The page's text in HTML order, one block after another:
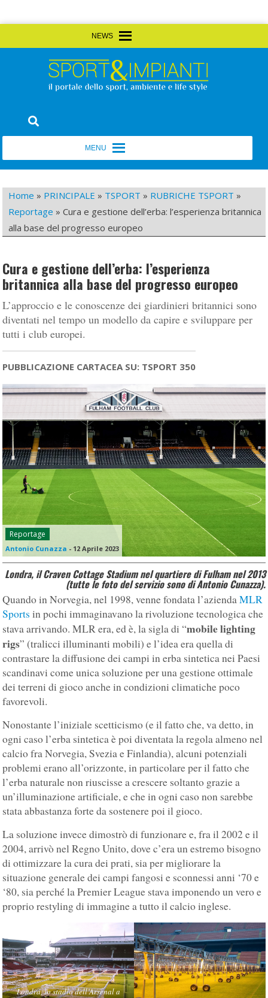
to
Sport&Impianti
Home » PRINCIPALE » TSPORT » RUBRICHE TSPORT »
Reportage »Cura e gestione dell’erba: l’esperienza britannica
alla base del progresso europeo
Cura e gestione dell’erba: l’esperienza
britannica alla base del progresso europeo
L’approccio e le conoscenze dei giardinieri britannici sono
diventati nel tempo un modello da capire e sviluppare per
tutti i club europei.
PUBBLICAZIONE CARTACEA SU: TSPORT 350
Reportage
Antonio Cunazza - 12 Aprile 2023
Londra, il Craven Cottage Stadium nel quartiere di Fulham nel 2013
(tutte le foto del servizio sono di Antonio Cunazza).
Quando in Norvegia, nel 1998, venne fondata l’aziendaMLR
Sports in pochi immaginavano la rivoluzione tecnologica che
stava arrivando. MLR era, ed è, la sigla di “mobile lighting
rigs” (tralicci illuminanti mobili) e l’idea era quella di
contrastare la diffusione dei campi in erba sintetica nei Paesi
scandinavi come unica soluzione per una gestione ottimale
dei terreni di gioco anche in condizioni climatiche poco
favorevoli.
Nonostante l’iniziale scetticismo (e il fatto che, va detto, in
ogni caso l’erba sintetica è poi diventata la regola almeno nel
calcio fra Norvegia, Svezia e Finlandia), alcuni potenziali
problemi erano all’orizzonte, in particolare per il fatto che
l’erba naturale non riuscisse a crescere soltanto grazie a
un’illuminazione artificiale, e che in ogni caso non sarebbe
stata abbastanza forte da sostenere poi il gioco.
La soluzione invece dimostrò di funzionare e, fra il 2002 e il
2004, arrivò nel Regno Unito, dove c’era un estremo bisogno
di ottimizzare la cura dei prati, sia per migliorare la
situazione generale dei campi fangosi e sconnessi anni ‘70 e
‘80, sia perché la Premier League stava imponendo un vero e
proprio restyling di immagine a tutto il calcio inglese.
Londra, lo stadio dell’Arsenal a